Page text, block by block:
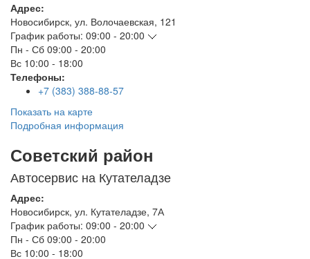
Адрес:
Новосибирск, ул. Волочаевская, 121
График работы: 09:00 - 20:00
Пн - Сб 09:00 - 20:00
Вс 10:00 - 18:00
Телефоны:
+7 (383) 388-88-57
Показать на карте
Подробная информация
Советский район
Автосервис на Кутателадзе
Адрес:
Новосибирск, ул. Кутателадзе, 7А
График работы: 09:00 - 20:00
Пн - Сб 09:00 - 20:00
Вс 10:00 - 18:00